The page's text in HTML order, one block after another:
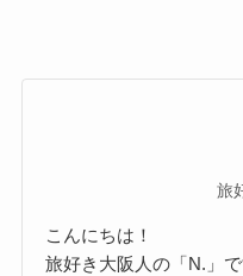
旅
こんにちは！
旅好き大阪人の「N.」で